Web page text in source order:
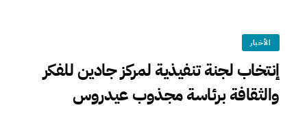
الأخبار
إنتخاب لجنة تنفيذية لمركز جادين للفكر
والثقافة برئاسة مجذوب عيدروس